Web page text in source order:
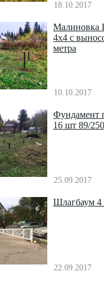
18.10.2017
Малиновка
4х4 с
метра
10.10.2017
Фундамент
16 шт 89/
25.09.2017
Шлагбаум 4
22.09.2017